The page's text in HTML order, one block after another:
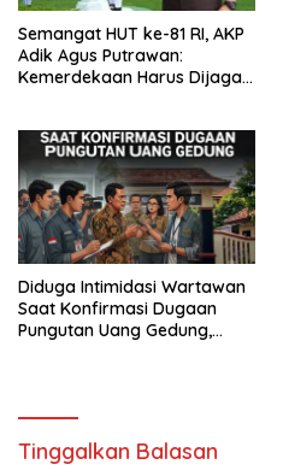
Semangat HUT ke-81 RI, AKP
Adik Agus Putrawan:
Kemerdekaan Harus Dijaga
Diduga Intimidasi Wartawan
Saat Konfirmasi Dugaan
Pungutan Uang Gedung,
Tinggalkan Balasan